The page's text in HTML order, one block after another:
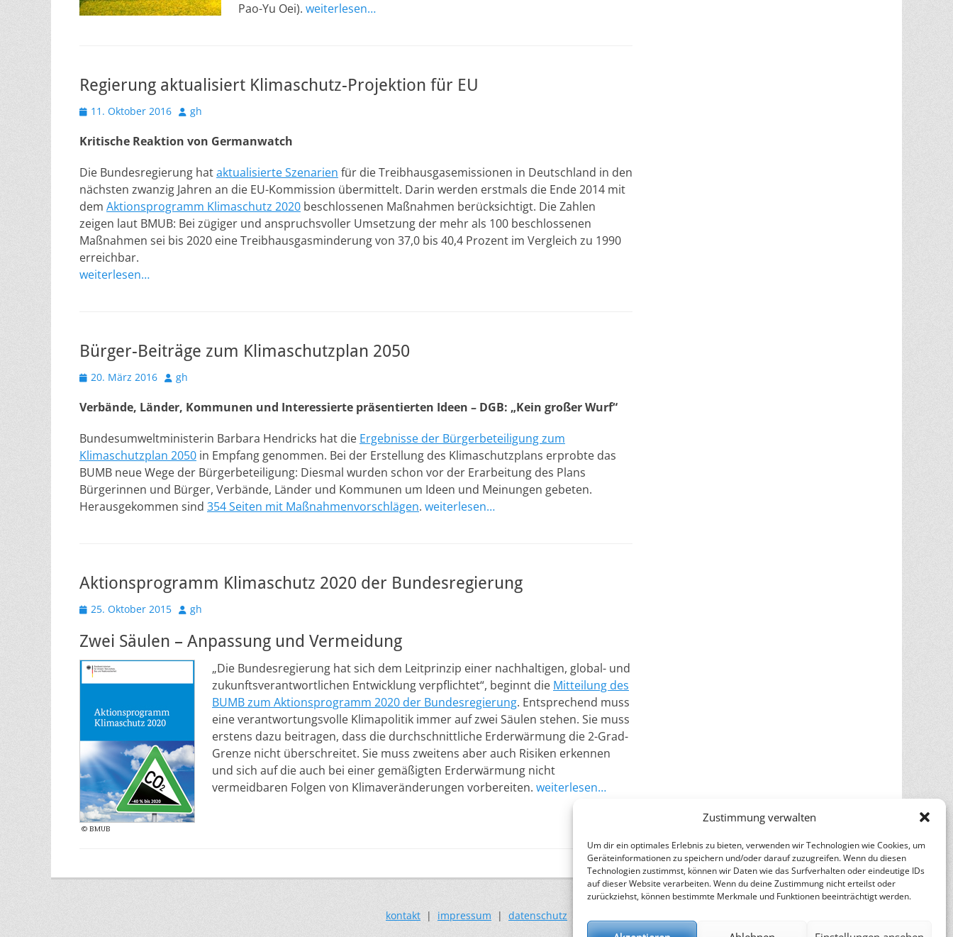
Zustimmung verwalten
Um dir ein optimales Erlebnis zu bieten, verwenden wir Technologien wie Cookies, um
Geräteinformationen zu speichern und/oder darauf zuzugreifen. Wenn du diesen
Technologien zustimmst, können wir Daten wie das Surfverhalten oder eindeutige IDs
auf dieser Website verarbeiten. Wenn du deine Zustimmung nicht erteilst oder
zurückziehst, können bestimmte Merkmale und Funktionen beeinträchtigt werden.
Pao-Yu Oei). weiterlesen…
Regierung aktualisiert Klimaschutz-Projektion für EU
Veröffentlicht
11. Oktober 2016 Autor
gh
Kritische Reaktion von Germanwatch
Die Bundesregierung hataktualisierte Szenarien für die Treibhausgasemissionen in Deutschland in den
nächsten zwanzig Jahren an die EU-Kommission übermittelt. Darin werden erstmals die Ende 2014 mit
dem Aktionsprogramm Klimaschutz 2020 beschlossenen Maßnahmen berücksichtigt. Die Zahlen
zeigen laut BMUB: Bei zügiger und anspruchsvoller Umsetzung der mehr als 100 beschlossenen
Maßnahmen sei bis 2020 eine Treibhausgasminderung von 37,0 bis 40,4 Prozent im Vergleich zu 1990
erreichbar.
weiterlesen…
Bürger-Beiträge zum Klimaschutzplan 2050
Veröffentlicht
20. März 2016 Autor
gh
Verbände, Länder, Kommunen und Interessierte präsentierten Ideen – DGB: „Kein großer Wurf“
Bundesumweltministerin Barbara Hendricks hat die Ergebnisse der Bürgerbeteiligung zum
Klimaschutzplan 2050 in Empfang genommen. Bei der Erstellung des Klimaschutzplans erprobte das
BUMB neue Wege der Bürgerbeteiligung: Diesmal wurden schon vor der Erarbeitung des Plans
Bürgerinnen und Bürger, Verbände, Länder und Kommunen um Ideen und Meinungen gebeten.
Herausgekommen sind 354 Seiten mit Maßnahmenvorschlägen. weiterlesen…
Aktionsprogramm Klimaschutz 2020 der Bundesregierung
Veröffentlicht
25. Oktober 2015 Autor
gh
Zwei Säulen – Anpassung und Vermeidung
„Die Bundesregierung hat sich dem Leitprinzip einer nachhaltigen, global- und
zukunftsverantwortlichen Entwicklung verpflichtet“, beginnt die Mitteilung des
BUMB zum Aktionsprogramm 2020 der Bundesregierung. Entsprechend muss
eine verantwortungsvolle Klimapolitik immer auf zwei Säulen stehen. Sie muss
erstens dazu beitragen, dass die durchschnittliche Erderwärmung die 2-Grad-
Grenze nicht überschreitet. Sie muss zweitens aber auch Risiken erkennen
und sich auf die auch bei einer gemäßigten Erderwärmung nicht
vermeidbaren Folgen von Klimaveränderungen vorbereiten. weiterlesen…
kontakt | impressum | datenschutz